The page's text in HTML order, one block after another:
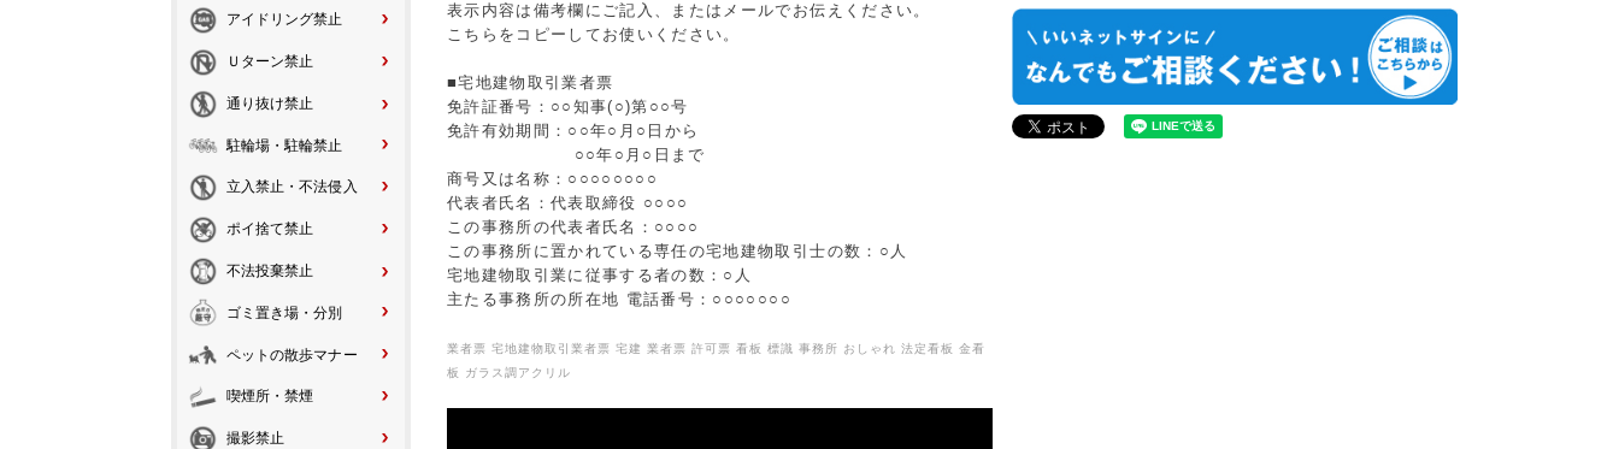
アイドリング禁止
Ｕターン禁止
通り抜け禁止
駐輪場・駐輪禁止
立入禁止・不法侵入
ポイ捨て禁止
不法投棄禁止
ゴミ置き場・分別
ペットの散歩マナー
喫煙所・禁煙
撮影禁止
表示内容は備考欄にご記入、またはメールでお伝えください。
こちらをコピーしてお使いください。
■宅地建物取引業者票
免許証番号：○○知事(○)第○○号
免許有効期間：○○年○月○日から
○○年○月○日まで
商号又は名称：○○○○○○○○
代表者氏名：代表取締役 ○○○○
この事務所の代表者氏名：○○○○
この事務所に置かれている専任の宅地建物取引士の数：○人
宅地建物取引業に従事する者の数：○人
主たる事務所の所在地 電話番号：○○○○○○○
業者票 宅地建物取引業者票 宅建 業者票 許可票 看板 標識 事務所 おしゃれ 法定看板 金看
板 ガラス調アクリル